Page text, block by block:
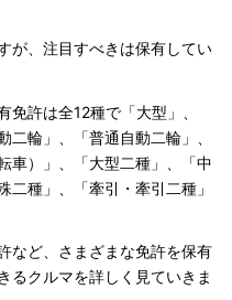
が、注目すべきは保有してい
許は全12種で「大型」、
二輪」、「普通自動二輪」、
車）」、「大型二種」、「中
種」、「牽引・牽引二種」
など、さまざまな免許を保有
るクルマを詳しく見ていきま